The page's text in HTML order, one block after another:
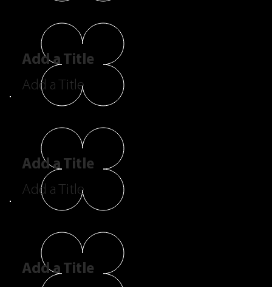
Add a Title
Add a Title
Add a Title
Add a Title
Add a Title